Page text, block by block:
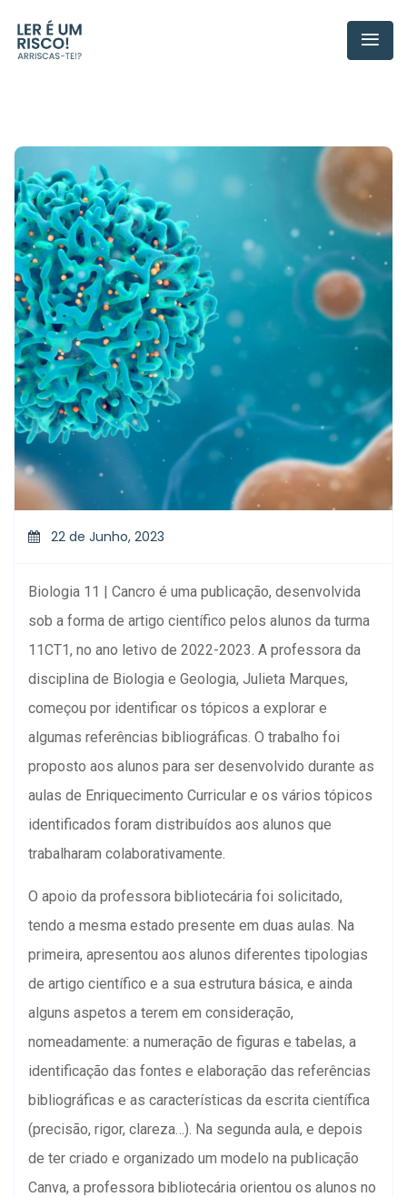
22 de Junho, 2023
Biologia 11 | Cancro é uma publicação, desenvolvida
sob a forma de artigo científico pelos alunos da turma
11CT1, no ano letivo de 2022-2023. A professora da
disciplina de Biologia e Geologia, Julieta Marques,
começou por identificar os tópicos a explorar e
algumas referências bibliográficas. O trabalho foi
proposto aos alunos para ser desenvolvido durante as
aulas de Enriquecimento Curricular e os vários tópicos
identificados foram distribuídos aos alunos que
trabalharam colaborativamente.
O apoio da professora bibliotecária foi solicitado,
tendo a mesma estado presente em duas aulas. Na
primeira, apresentou aos alunos diferentes tipologias
de artigo científico e a sua estrutura básica, e ainda
alguns aspetos a terem em consideração,
nomeadamente: a numeração de figuras e tabelas, a
identificação das fontes e elaboração das referências
bibliográficas e as características da escrita científica
(precisão, rigor, clareza…). Na segunda aula, e depois
de ter criado e organizado um modelo na publicação
Canva, a professora bibliotecária orientou os alunos no